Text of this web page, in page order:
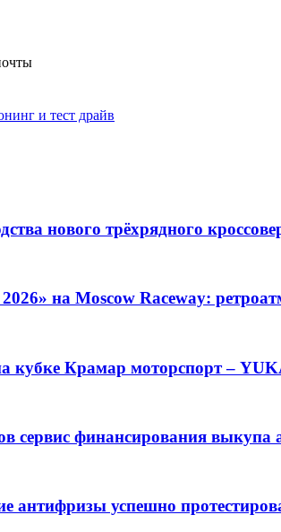
и тест драйв
нового трёхрядного
на Moscow Raceway:
кубке Крамар моторспорт –
сервис финансирования выкупа
антифризы успешно